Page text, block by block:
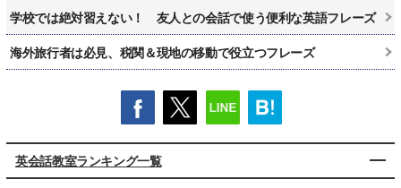
学校では絶対習えない！ 友人との会話で使う便利な英語フレーズ
海外旅行者は必見、税関＆現地の移動で役立つフレーズ
英会話教室ランキング一覧